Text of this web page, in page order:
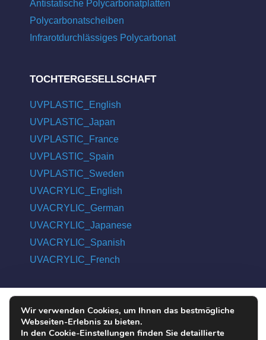
Antistatische Polycarbonatplatten
Polycarbonatscheiben
Infrarotdurchlässiges Polycarbonat
TOCHTERGESELLSCHAFT
UVPLASTIC_English
UVPLASTIC_Japan
UVPLASTIC_France
UVPLASTIC_Spain
UVPLASTIC_Sweden
UVACRYLIC_English
UVACRYLIC_German
UVACRYLIC_Japanese
UVACRYLIC_Spanish
UVACRYLIC_French
COPYRIGHT © 2004 - 2026 UVPLASTIC MATERIAL TECHNOLOGY
CO., LTD. ALL RIGHTS RESERVED
Wir verwenden Cookies, um Ihnen das bestmögliche
Webseiten-Erlebnis zu bieten.
In den Cookie-Einstellungen finden Sie detaillierte